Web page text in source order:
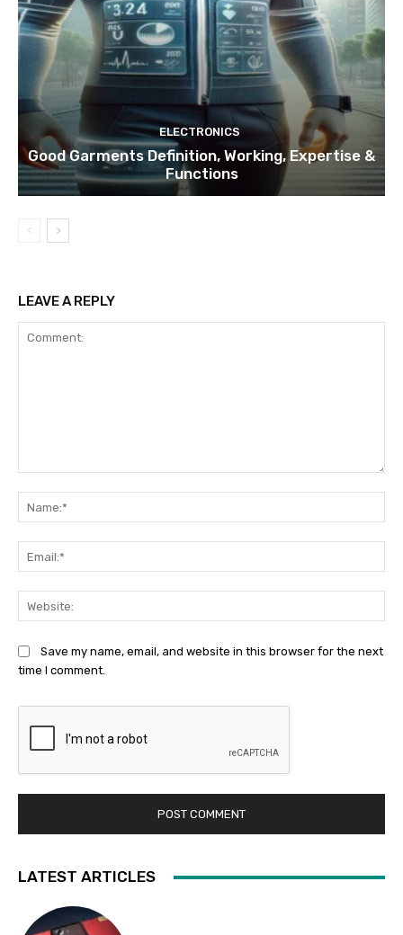
ELECTRONICS
Good Garments Definition, Working, Expertise &
Functions
LEAVE A REPLY
Save my name, email, and website in this browser for the next
time I comment.
LATEST ARTICLES